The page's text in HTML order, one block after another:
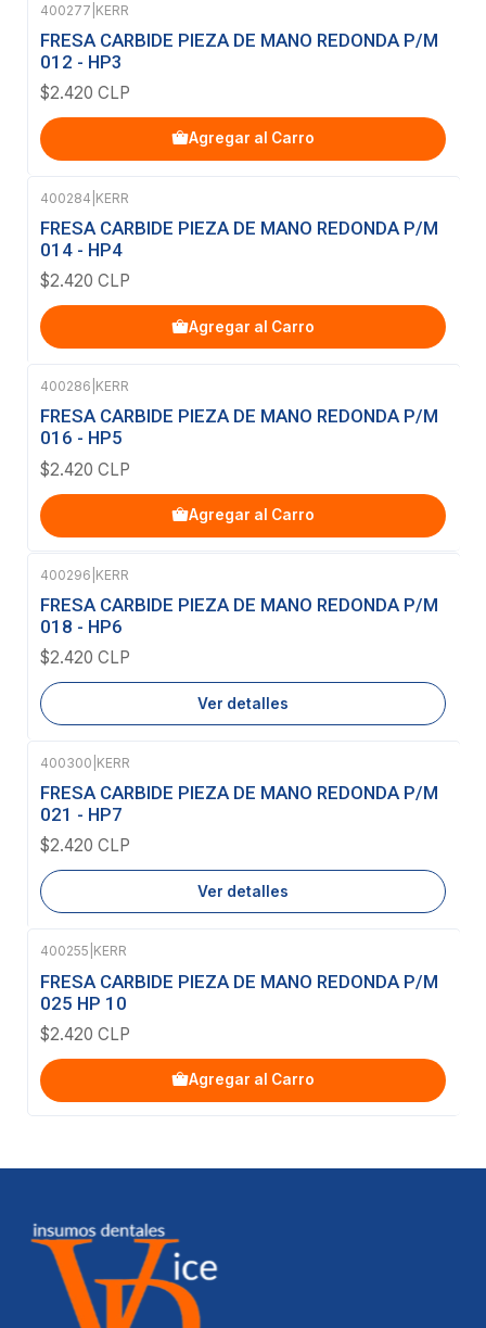
400277 KERR
FRESA CARBIDE PIEZA DE MANO REDONDA P/M
012 - HP3
$2.420 CLP
Agregar al Carro
400284 KERR
FRESA CARBIDE PIEZA DE MANO REDONDA P/M
014 - HP4
$2.420 CLP
Agregar al Carro
400286 KERR
FRESA CARBIDE PIEZA DE MANO REDONDA P/M
016 - HP5
$2.420 CLP
Agregar al Carro
Agotado
400296 KERR
FRESA CARBIDE PIEZA DE MANO REDONDA P/M
018 - HP6
$2.420 CLP
Ver detalles
Agotado
400300 KERR
FRESA CARBIDE PIEZA DE MANO REDONDA P/M
021 - HP7
$2.420 CLP
Ver detalles
400255 KERR
FRESA CARBIDE PIEZA DE MANO REDONDA P/M
025 HP 10
$2.420 CLP
Agregar al Carro